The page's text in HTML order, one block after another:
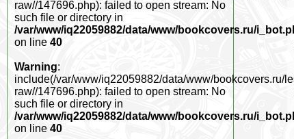
raw//147696.php): failed to open stream: No
such file or directory in
/var/www/iq22059882/data/www/bookcovers.ru/
on line 40
Warning:
include(/var/www/iq22059882/data/www/bookcovers.ru/
raw//147696.php): failed to open stream: No
such file or directory in
/var/www/iq22059882/data/www/bookcovers.ru/
on line 40